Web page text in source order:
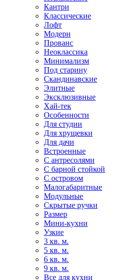
Кантри
Классические
Лофт
Модерн
Прованс
Неоклассика
Минимализм
Под старину
Скандинавские
Элитные
Эксклюзивные
Хай-тек
Особенности
Для студии
Для хрущевки
Для дачи
Встроенные
С антресолями
С барной стойкой
С островом
Малогабаритные
Модульные
Скрытые ручки
Размер
Мини-кухни
Узкие
3 кв. м.
5 кв. м.
6 кв. м.
9 кв. м.
Все для кухни